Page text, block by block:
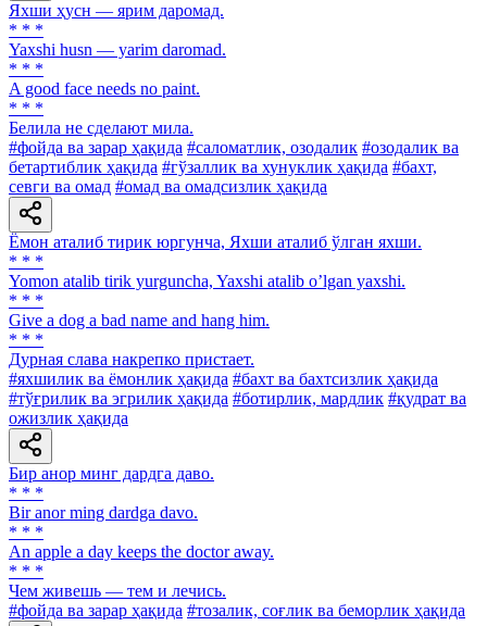
Яхши ҳусн — ярим даромад.
* * *
Yaxshi husn — yarim daromad.
* * *
A good face needs no paint.
* * *
Белила не сделают мила.
#фойда ва зарар ҳақида #саломатлик, озодалик #озодалик ва
бетартиблик ҳақида #гўзаллик ва хунуклик ҳақида #бахт,
севги ва омад #омад ва омадсизлик ҳақида
Ёмон аталиб тирик юргунча, Яхши аталиб ўлган яхши.
* * *
Yomon atalib tirik yurguncha, Yaxshi atalib oʼlgan yaxshi.
* * *
Give a dog a bad name and hang him.
* * *
Дурная слава накрепко пристает.
#яхшилик ва ёмонлик ҳақида #бахт ва бахтсизлик ҳақида
#тўғрилик ва эгрилик ҳақида #ботирлик, мардлик #қудрат ва
ожизлик ҳақида
Бир анор минг дардга даво.
* * *
Bir anor ming dardga davo.
* * *
An apple a day keeps the doctor away.
* * *
Чем живешь — тем и лечись.
#фойда ва зарар ҳақида #тозалик, соғлик ва беморлик ҳақида